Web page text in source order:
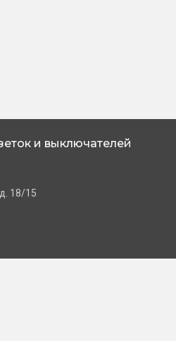
и выключателей
18/15